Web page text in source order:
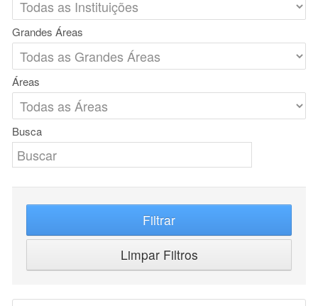
Grandes Áreas
Áreas
Busca
Filtrar
Limpar Filtros